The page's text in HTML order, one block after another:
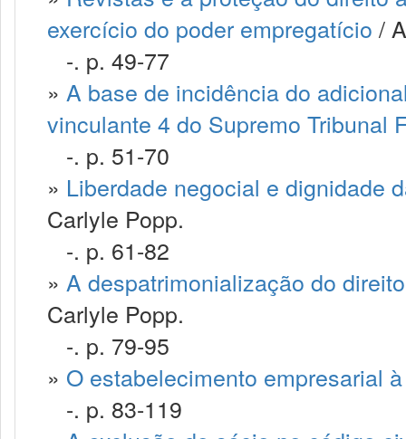
exercício do poder empregatício /
-. p. 49-77
» A base de incidência do
vinculante 4 do Supremo Tribunal
-. p. 51-70
» Liberdade negocial e dignidade
Carlyle Popp.
-. p. 61-82
» A despatrimonialização do
Carlyle Popp.
-. p. 79-95
» O estabelecimento empresarial
-. p. 83-119